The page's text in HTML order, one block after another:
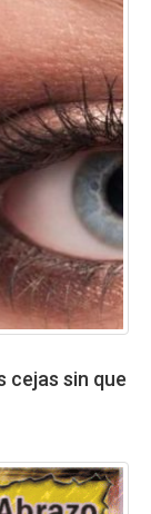
cejas sin que